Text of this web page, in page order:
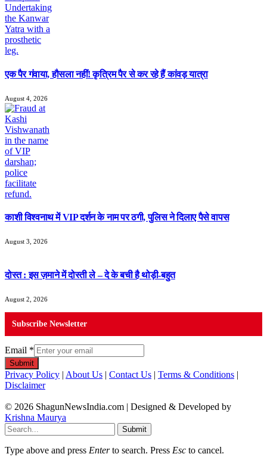
एक पैर गंवाया, हौसला नहीं! कृत्रिम पैर से कर रहे हैं कांवड़ यात्रा
August 4, 2026
काशी विश्वनाथ में VIP दर्शन के नाम पर ठगी, पुलिस ने दिलाए पैसे वापस
August 3, 2026
दोस्त : इस ज़माने में दोस्ती ले – दे के बची है थोड़ी-बहुत
August 2, 2026
Subscribe Newsletter
Email *
Submit
Privacy Policy | About Us | Contact Us | Terms & Conditions |
Disclaimer
© 2026 ShagunNewsIndia.com | Designed & Developed by
Krishna Maurya
Submit
Type above and press Enterto search. Press Esc to cancel.